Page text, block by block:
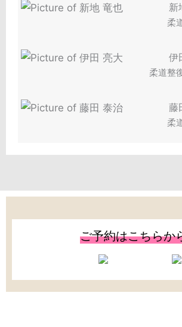
新
柔
伊
柔道整
藤
柔
ご予約はこちらか